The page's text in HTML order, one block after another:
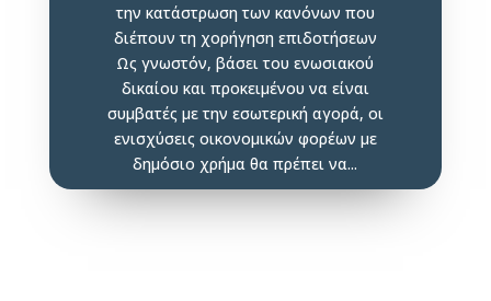
την κατάστρωση των κανόνων που
διέπουν τη χορήγηση επιδοτήσεων
Ως γνωστόν, βάσει του ενωσιακού
δικαίου και προκειμένου να είναι
συμβατές με την εσωτερική αγορά, οι
ενισχύσεις οικονομικών φορέων με
δημόσιο χρήμα θα πρέπει να...